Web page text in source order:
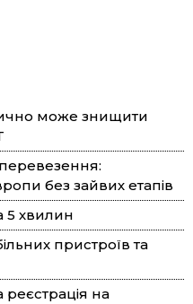
може знищити
без зайвих етапів
5 хвилин
пристроїв та
реєстрація на